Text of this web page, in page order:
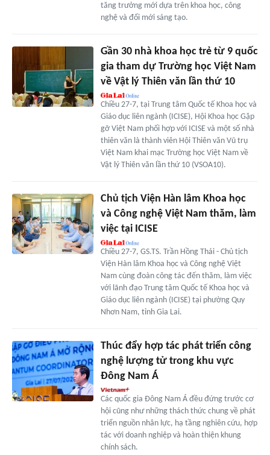
tăng trưởng mới dựa trên khoa học, công
nghệ và đổi mới sáng tạo.
Gần 30 nhà khoa học trẻ từ 9 quốc
gia tham dự Trường học Việt Nam
về Vật lý Thiên văn lần thứ 10
Chiều 27-7, tại Trung tâm Quốc tế Khoa học và
Giáo dục liên ngành (ICISE), Hội Khoa học Gặp
gỡ Việt Nam phối hợp với ICISE và một số nhà
thiên văn là thành viên Hội Thiên văn Vũ trụ
Việt Nam khai mạc Trường học Việt Nam về
Vật lý Thiên văn lần thứ 10 (VSOA10).
Chủ tịch Viện Hàn lâm Khoa học
và Công nghệ Việt Nam thăm, làm
việc tại ICISE
Chiều 27-7, GS.TS. Trần Hồng Thái - Chủ tịch
Viện Hàn lâm Khoa học và Công nghệ Việt
Nam cùng đoàn công tác đến thăm, làm việc
với lãnh đạo Trung tâm Quốc tế Khoa học và
Giáo dục liên ngành (ICISE) tại phường Quy
Nhơn Nam, tỉnh Gia Lai.
Thúc đẩy hợp tác phát triển công
nghệ lượng tử trong khu vực
Đông Nam Á
Các quốc gia Đông Nam Á đều đứng trước cơ
hội cũng như những thách thức chung về phát
triển nguồn nhân lực, hạ tầng nghiên cứu, hợp
tác với doanh nghiệp và hoàn thiện khung
chính sách.